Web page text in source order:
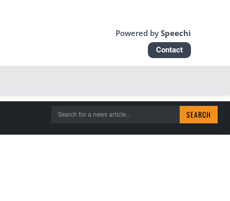
Powered by Speechi
Contact
Search for a news article... SEARCH